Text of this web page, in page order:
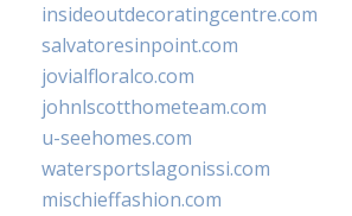
insideoutdecoratingcentre.com
salvatoresinpoint.com
jovialfloralco.com
johnlscotthometeam.com
u-seehomes.com
watersportslagonissi.com
mischieffashion.com